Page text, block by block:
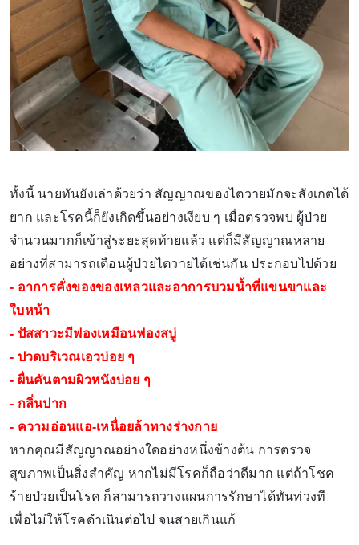
ทั้งนี้ นายทันยังเล่าด้วยว่า สัญญาณของไตวายมักจะสังเกตได้
ยาก และโรคนี้ก็ยังเกิดขึ้นอย่างเงียบ ๆ เมื่อตรวจพบ ผู้ป่วย
จำนวนมากก็เข้าสู่ระยะสุดท้ายแล้ว แต่ก็มีสัญญาณหลาย
อย่างที่สามารถเตือนผู้ป่วยไตวายได้เช่นกัน ประกอบไปด้วย
- อาการคั่งของของเหลวและอาการบวมน้ำที่แขนขาและ
ใบหน้า
- ปัสสาวะมีฟองเหมือนฟองสบู่
- ปวดบริเวณเอวบ่อย ๆ
- ผื่นคันตามผิวหนังบ่อย ๆ
- กลิ่นปาก
- ความอ่อนแอ-เหนื่อยล้าทางร่างกาย
หากคุณมีสัญญาณอย่างใดอย่างหนึ่งข้างต้น การตรวจ
สุขภาพเป็นสิ่งสำคัญ หากไม่มีโรคก็ถือว่าดีมาก แต่ถ้าโชค
ร้ายป่วยเป็นโรค ก็สามารถวางแผนการรักษาได้ทันท่วงที
เพื่อไม่ให้โรคดำเนินต่อไป จนสายเกินแก้